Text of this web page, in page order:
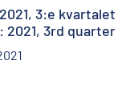
3:e kvartalet
2021, 3rd quarter